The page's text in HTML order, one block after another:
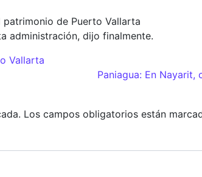
de Puerto Vallarta
administración, dijo finalmente.
Vallarta
Paniagua: En
Los campos obligatorios están